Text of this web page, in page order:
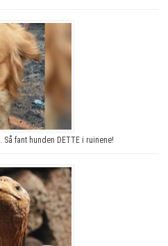
fant hunden DETTE i ruinene!